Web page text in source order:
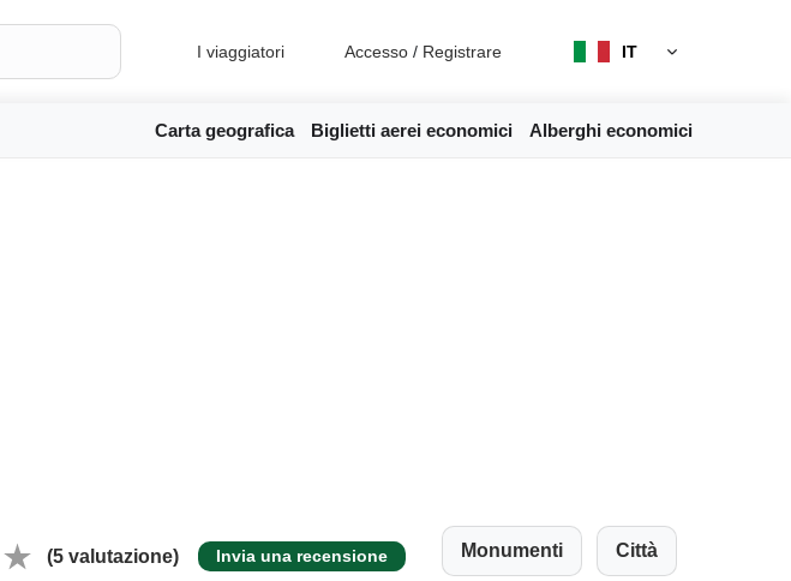
I viaggiatori Accesso / Registrare IT
Carta geografica Biglietti aerei economici Alberghi economici
(5 valutazione) Invia una recensione Monumenti Città